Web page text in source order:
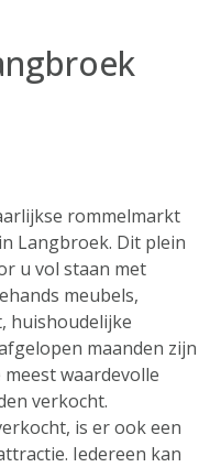
rommelmarkt
Langbroek. Dit plein
u vol staan met
meubels,
huishoudelijke
maanden zijn
waardevolle
verkocht.
is er ook een
Iedereen kan